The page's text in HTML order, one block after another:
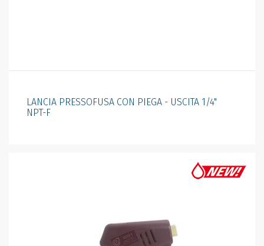
LANCIA PRESSOFUSA CON PIEGA - USCITA 1/4"
NPT-F